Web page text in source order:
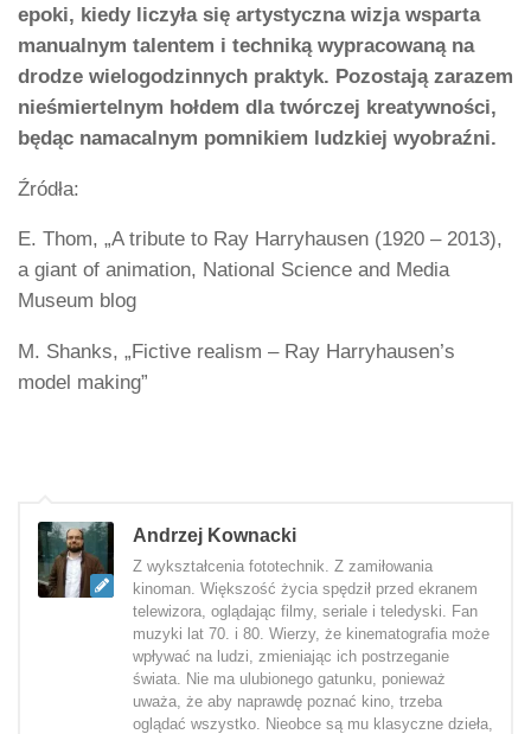
epoki, kiedy liczyła się artystyczna wizja wsparta
manualnym talentem i techniką wypracowaną na
drodze wielogodzinnych praktyk. Pozostają zarazem
nieśmiertelnym hołdem dla twórczej kreatywności,
będąc namacalnym pomnikiem ludzkiej wyobraźni.
Źródła:
E. Thom, „A tribute to Ray Harryhausen (1920 – 2013),
a giant of animation, National Science and Media
Museum blog
M. Shanks, „Fictive realism – Ray Harryhausen’s
model making”
Andrzej Kownacki
Z wykształcenia fototechnik. Z zamiłowania
kinoman. Większość życia spędził przed ekranem
telewizora, oglądając filmy, seriale i teledyski. Fan
muzyki lat 70. i 80. Wierzy, że kinematografia może
wpływać na ludzi, zmieniając ich postrzeganie
świata. Nie ma ulubionego gatunku, ponieważ
uważa, że aby naprawdę poznać kino, trzeba
oglądać wszystko. Nieobce są mu klasyczne dzieła,